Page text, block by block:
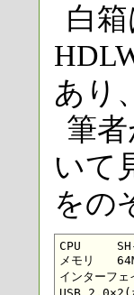
白
あり
筆
いて
をの
CPU  	SH-4/266MHz
メモリ 	64MB
インターフェイス 	100BASE-TX(ストレート/クロ